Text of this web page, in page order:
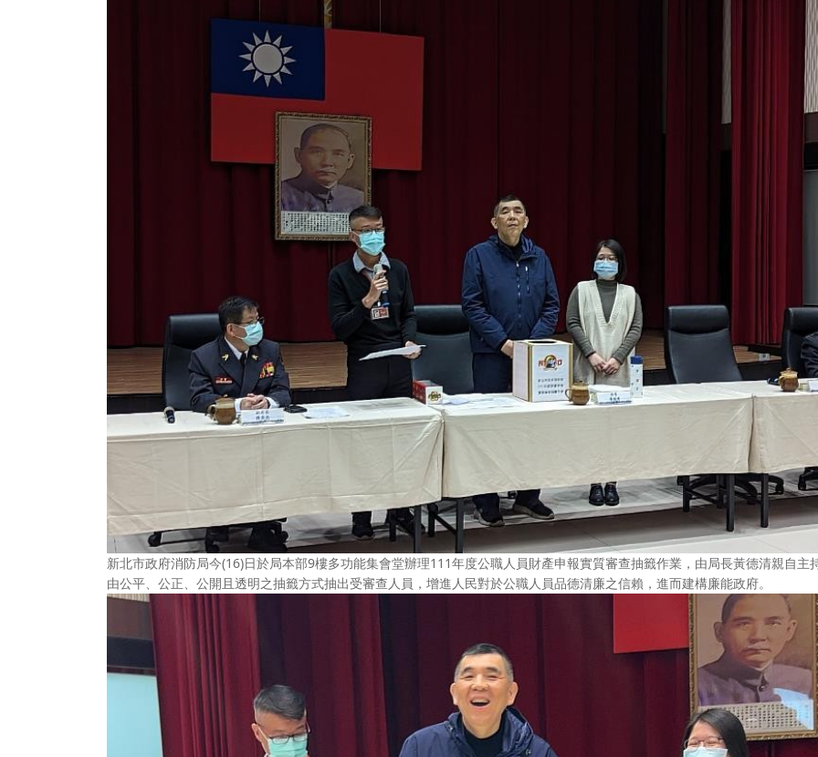
新北市政府消防局今(16)日於局本部9樓多功能集會堂辦理111年度公職人員財產申報實質審查抽籤作業，由局長黃德清親自主
由公平、公正、公開且透明之抽籤方式抽出受審查人員，增進人民對於公職人員品德清廉之信賴，進而建構廉能政府。